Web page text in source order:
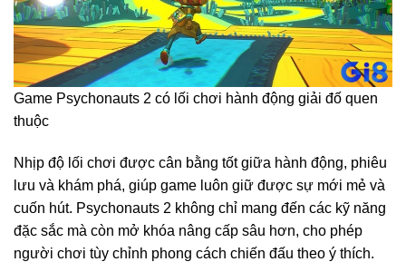
Game Psychonauts 2 có lối chơi hành động giải đố quen
thuộc
Nhịp độ lối chơi được cân bằng tốt giữa hành động, phiêu
lưu và khám phá, giúp game luôn giữ được sự mới mẻ và
cuốn hút. Psychonauts 2 không chỉ mang đến các kỹ năng
đặc sắc mà còn mở khóa nâng cấp sâu hơn, cho phép
người chơi tùy chỉnh phong cách chiến đấu theo ý thích.